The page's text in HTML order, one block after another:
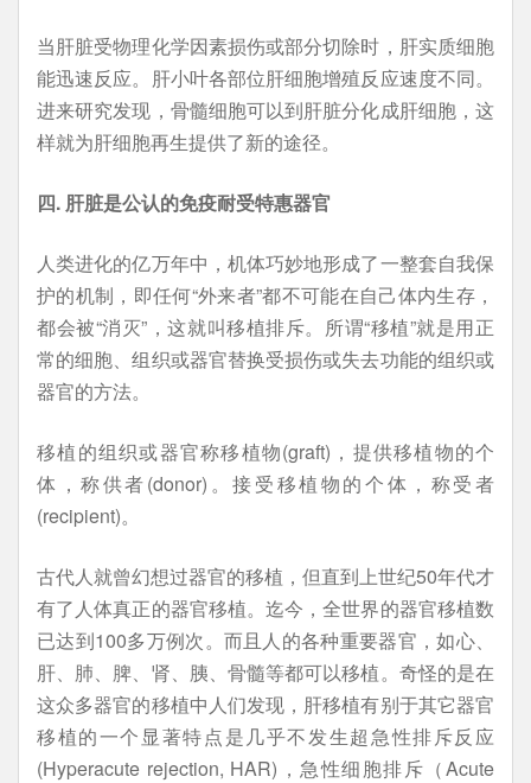
当肝脏受物理化学因素损伤或部分切除时，肝实质细胞
能迅速反应。肝小叶各部位肝细胞增殖反应速度不同。
进来研究发现，骨髓细胞可以到肝脏分化成肝细胞，这
样就为肝细胞再生提供了新的途径。
四. 肝脏是公认的免疫耐受特惠器官
人类进化的亿万年中，机体巧妙地形成了一整套自我保
护的机制，即任何“外来者”都不可能在自己体内生存，
都会被“消灭”，这就叫移植排斥。所谓“移植”就是用正
常的细胞、组织或器官替换受损伤或失去功能的组织或
器官的方法。
移植的组织或器官称移植物(graft)，提供移植物的个
体，称供者(donor)。接受移植物的个体，称受者
(recipient)。
古代人就曾幻想过器官的移植，但直到上世纪50年代才
有了人体真正的器官移植。迄今，全世界的器官移植数
已达到100多万例次。而且人的各种重要器官，如心、
肝、肺、脾、肾、胰、骨髓等都可以移植。奇怪的是在
这众多器官的移植中人们发现，肝移植有别于其它器官
移植的一个显著特点是几乎不发生超急性排斥反应
(Hyperacute rejection, HAR)，急性细胞排斥（Acute